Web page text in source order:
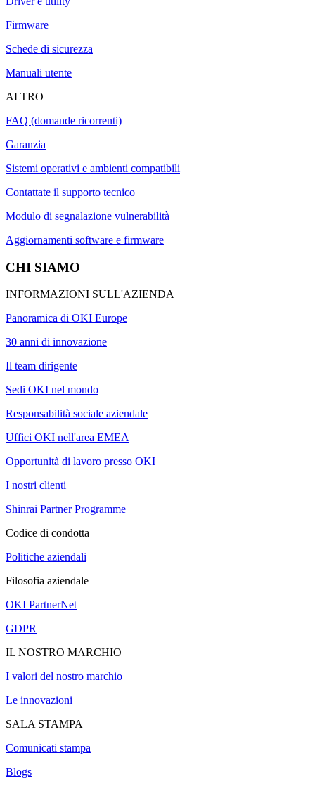
Firmware
Schede di sicurezza
Manuali utente
ALTRO
FAQ (domande ricorrenti)
Garanzia
Sistemi operativi e ambienti compatibili
Contattate il supporto tecnico
Modulo di segnalazione vulnerabilità
Aggiornamenti software e firmware
CHI SIAMO
INFORMAZIONI SULL'AZIENDA
Panoramica di OKI Europe
30 anni di innovazione
Il team dirigente
Sedi OKI nel mondo
Responsabilità sociale aziendale
Uffici OKI nell'area EMEA
Opportunità di lavoro presso OKI
I nostri clienti
Shinrai Partner Programme
Codice di condotta
Politiche aziendali
Filosofia aziendale
OKI PartnerNet
GDPR
IL NOSTRO MARCHIO
I valori del nostro marchio
Le innovazioni
SALA STAMPA
Comunicati stampa
Blogs